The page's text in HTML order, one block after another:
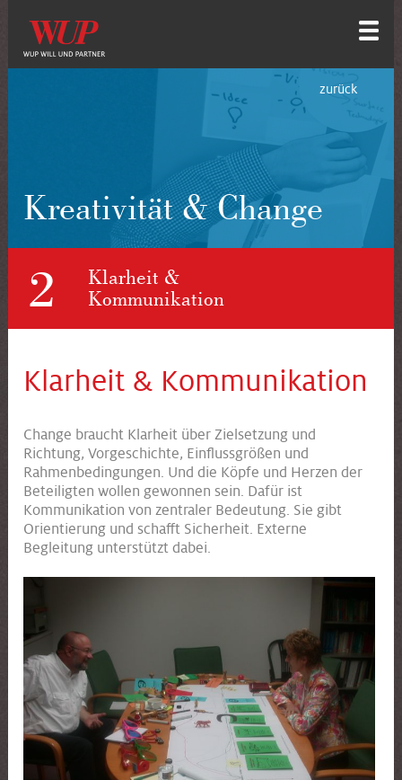
Kreativität & Change
zurück
2
Klarheit &
Kommunikation
Klarheit & Kommunikation
Change braucht Klarheit über Zielsetzung und
Richtung, Vorgeschichte, Einflussgrößen und
Rahmenbedingungen. Und die Köpfe und Herzen der
Beteiligten wollen gewonnen sein. Dafür ist
Kommunikation von zentraler Bedeutung. Sie gibt
Orientierung und schafft Sicherheit. Externe
Begleitung unterstützt dabei.